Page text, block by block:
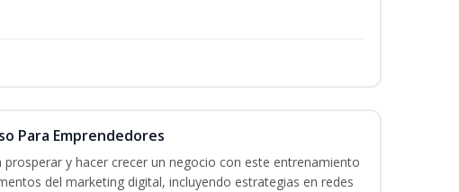
Para Emprendedores
prosperar y hacer crecer un negocio con este entrenamiento
del marketing digital, incluyendo estrategias en redes